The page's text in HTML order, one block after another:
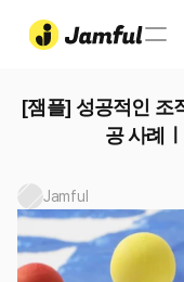
[잼플] 성공적인 조
공 사례
Jamful